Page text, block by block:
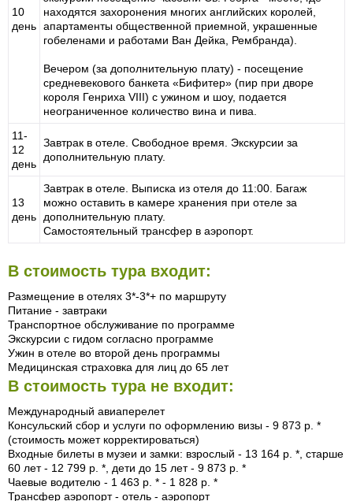
10
день
находятся захоронения многих английских королей,
апартаменты общественной приемной, украшенные
гобеленами и работами Ван Дейка, Рембранда).
Вечером (за дополнительную плату) - посещение
средневекового банкета «Бифитер» (пир при дворе
короля Генриха VIII) с ужином и шоу, подается
неограниченное количество вина и пива.
11-
12
день
Завтрак в отеле. Свободное время. Экскурсии за
дополнительную плату.
13
день
Завтрак в отеле. Выписка из отеля до 11:00. Багаж
можно оставить в камере хранения при отеле за
дополнительную плату.
Самостоятельный трансфер в аэропорт.
В стоимость тура входит:
Размещение в отелях 3*-3*+ по маршруту
Питание - завтраки
Транспортное обслуживание по программе
Экскурсии с гидом согласно программе
Ужин в отеле во второй день программы
Медицинская страховка для лиц до 65 лет
В стоимость тура не входит:
Международный авиаперелет
Консульский сбор и услуги по оформлению визы - 9 873 р. *
(стоимость может корректироваться)
Входные билеты в музеи и замки: взрослый - 13 164 р. *, старше
60 лет - 12 799 р. *, дети до 15 лет - 9 873 р. *
Чаевые водителю - 1 463 р. * - 1 828 р. *
Трансфер аэропорт - отель - аэропорт